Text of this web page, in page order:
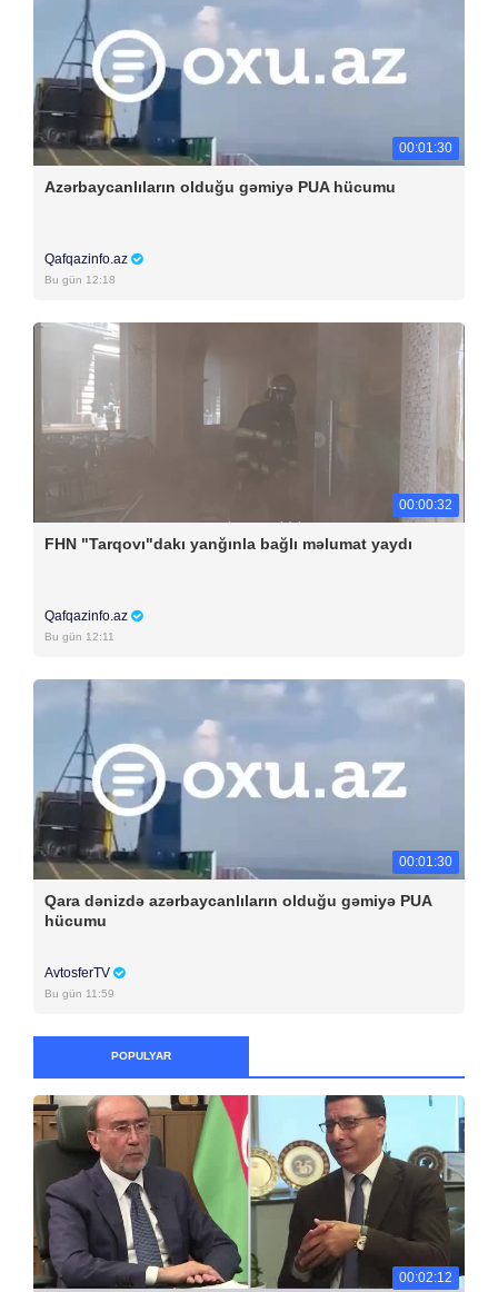
00:01:30
Azərbaycanlıların olduğu gəmiyə PUA hücumu
Qafqazinfo.az
Bu gün 12:18
00:00:32
FHN "Tarqovı"dakı yanğınla bağlı məlumat yaydı
Qafqazinfo.az
Bu gün 12:11
00:01:30
Qara dənizdə azərbaycanlıların olduğu gəmiyə PUA
hücumu
AvtosferTV
Bu gün 11:59
POPULYAR
00:02:12